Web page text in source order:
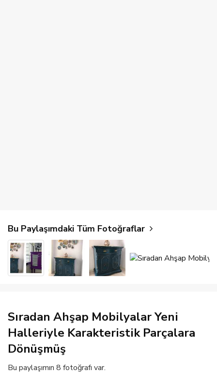
Bu Paylaşımdaki Tüm Fotoğraflar
Sıradan Ahşap Mobilyalar Yeni
Halleriyle Karakteristik Parçalara
Dönüşmüş
Bu paylaşımın 8 fotoğrafı var.